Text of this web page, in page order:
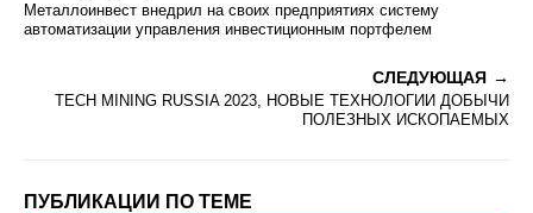
Металлоинвест внедрил на своих предприятиях систему
автоматизации управления инвестиционным портфелем
СЛЕДУЮЩАЯ
TECH MINING RUSSIA 2023, НОВЫЕ ТЕХНОЛОГИИ ДОБЫЧИ
ПОЛЕЗНЫХ ИСКОПАЕМЫХ
ПУБЛИКАЦИИ ПО ТЕМЕ